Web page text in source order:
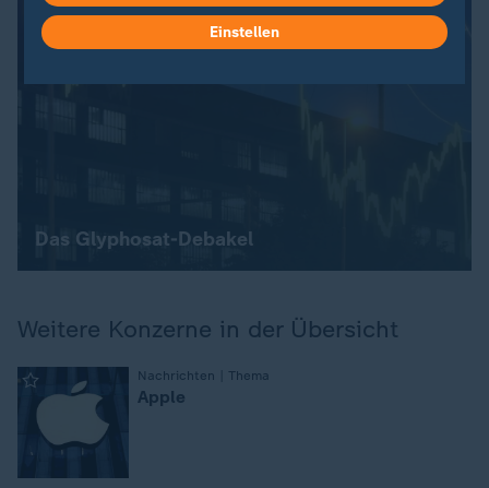
Das Glyphosat-Debakel
Weitere Konzerne in der Übersicht
Nachrichten | Thema
Apple
Einstellen